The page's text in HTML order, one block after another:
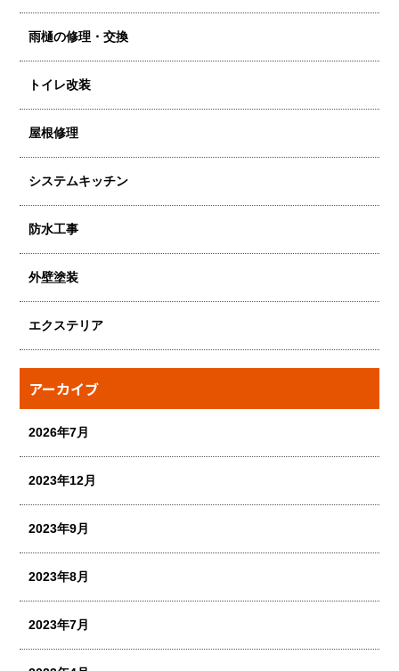
雨樋の修理・交換
トイレ改装
屋根修理
システムキッチン
防水工事
外壁塗装
エクステリア
アーカイブ
2026年7月
2023年12月
2023年9月
2023年8月
2023年7月